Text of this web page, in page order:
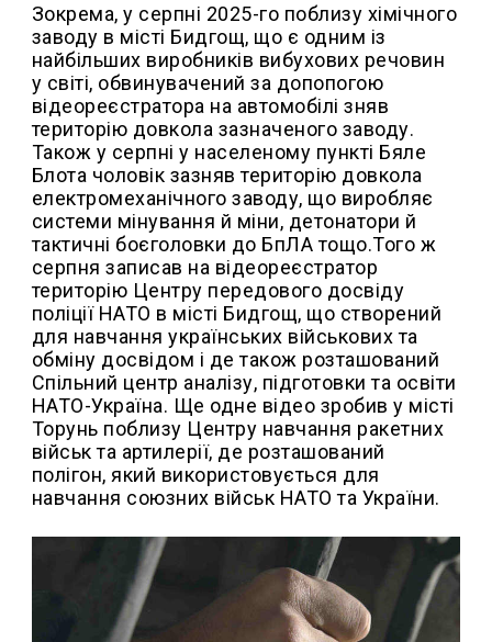
Зокрема, у серпні 2025-го поблизу хімічного
заводу в місті Бидгощ, що є одним із
найбільших виробників вибухових речовин
у світі, обвинувачений за допопогою
відеореєстратора на автомобілі зняв
територію довкола зазначеного заводу.
Також у серпні у населеному пункті Бяле
Блота чоловік зазняв територію довкола
електромеханічного заводу, що виробляє
системи мінування й міни, детонатори й
тактичні боєголовки до БпЛА тощо.Того ж
серпня записав на відеореєстратор
територію Центру передового досвіду
поліції НАТО в місті Бидгощ, що створений
для навчання українських військових та
обміну досвідом і де також розташований
Спільний центр аналізу, підготовки та освіти
НАТО-Україна. Ще одне відео зробив у місті
Торунь поблизу Центру навчання ракетних
військ та артилерії, де розташований
полігон, який використовується для
навчання союзних військ НАТО та України.